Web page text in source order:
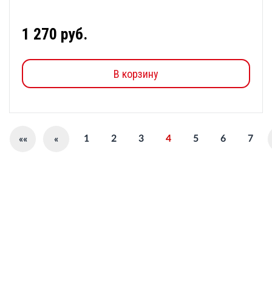
1 270 руб.
В корзину
«« « 1 2 3 4 5 6 7